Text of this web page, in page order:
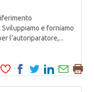
e forniamo
l’autoriparatore,...